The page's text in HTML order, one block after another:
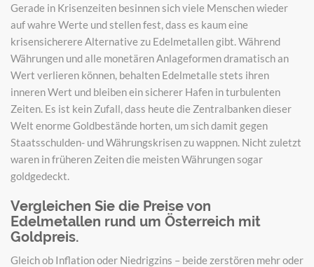
Gerade in Krisenzeiten besinnen sich viele Menschen wieder
auf wahre Werte und stellen fest, dass es kaum eine
krisensicherere Alternative zu Edelmetallen gibt. Während
Währungen und alle monetären Anlageformen dramatisch an
Wert verlieren können, behalten Edelmetalle stets ihren
inneren Wert und bleiben ein sicherer Hafen in turbulenten
Zeiten. Es ist kein Zufall, dass heute die Zentralbanken dieser
Welt enorme Goldbestände horten, um sich damit gegen
Staatsschulden- und Währungskrisen zu wappnen. Nicht zuletzt
waren in früheren Zeiten die meisten Währungen sogar
goldgedeckt.
Vergleichen Sie die Preise von
Edelmetallen rund um Österreich mit
Goldpreis.
Gleich ob Inflation oder Niedrigzins – beide zerstören mehr oder